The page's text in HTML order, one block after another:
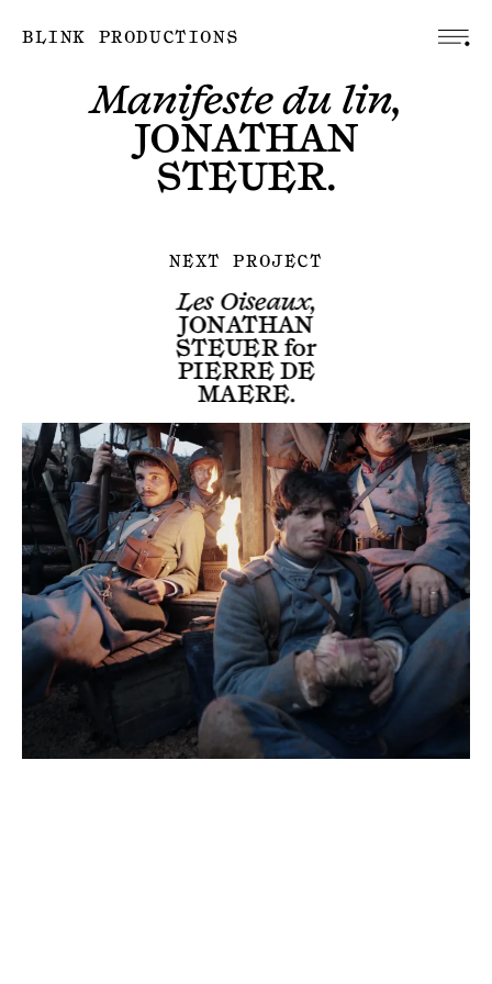
BLINK PRODUCTIONS
Manifeste du lin,
JONATHAN
STEUER.
NEXT PROJECT
Les Oiseaux,
JONATHAN
STEUERfor
PIERRE DE
MAERE.